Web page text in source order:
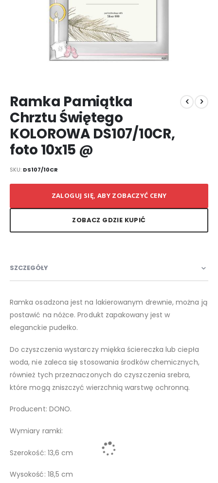
na
początek
galerii
Ramka Pamiątka
Chrztu Świętego
KOLOROWA DS107/10CR,
foto 10x15 @
SKU DS107/10CR
ZALOGUJ SIĘ, ABY ZOBACZYĆ CENY
ZOBACZ GDZIE KUPIĆ
SZCZEGÓŁY
Ramka osadzona jest na lakierowanym drewnie, można ją
postawić na nóżce. Produkt zapakowany jest w
eleganckie pudełko.
Do czyszczenia wystarczy miękka ściereczka lub ciepła
woda, nie zaleca się stosowania środków chemicznych,
również tych przeznaczonych do czyszczenia srebra,
które mogą zniszczyć wierzchnią warstwę ochronną.
Producent: DONO.
Wymiary ramki:
Szerokość: 13,6 cm
Wysokość: 18,5 cm